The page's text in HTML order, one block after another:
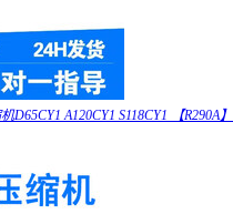
A120CY1 S118CY1 【R290A】